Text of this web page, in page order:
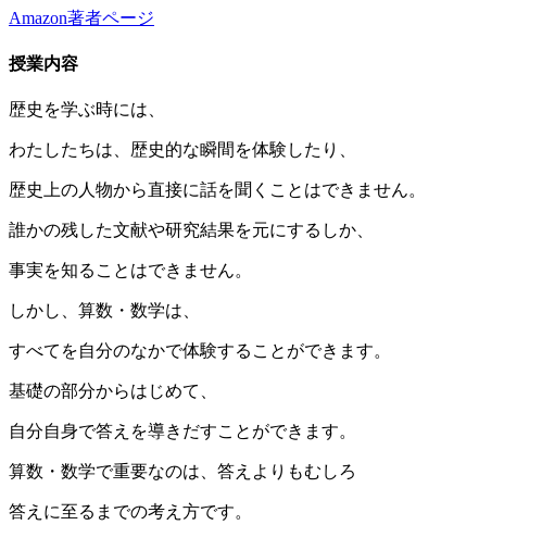
Amazon著者ページ
授業内容
歴史を学ぶ時には、
わたしたちは、歴史的な瞬間を体験したり、
歴史上の人物から直接に話を聞くことはできません。
誰かの残した文献や研究結果を元にするしか、
事実を知ることはできません。
しかし、算数・数学は、
すべてを自分のなかで体験することができます。
基礎の部分からはじめて、
自分自身で答えを導きだすことができます。
算数・数学で重要なのは、答えよりもむしろ
答えに至るまでの考え方です。